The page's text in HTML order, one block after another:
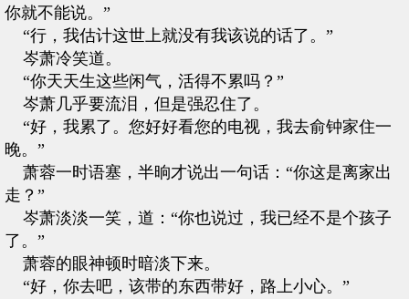
你就不能说。”
“行，我估计这世上就没有我该说的话了。”
岑萧冷笑道。
“你天天生这些闲气，活得不累吗？”
岑萧几乎要流泪，但是强忍住了。
“好，我累了。您好好看您的电视，我去俞钟家住一
晚。”
萧蓉一时语塞，半晌才说出一句话：“你这是离家出
走？”
岑萧淡淡一笑，道：“你也说过，我已经不是个孩子
了。”
萧蓉的眼神顿时暗淡下来。
“好，你去吧，该带的东西带好，路上小心。”